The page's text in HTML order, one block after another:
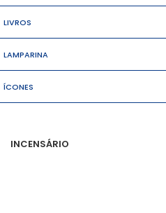
LIVROS
LAMPARINA
ÍCONES
INCENSÁRIO